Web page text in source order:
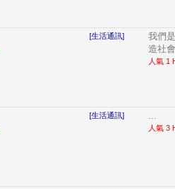
[生活通訊]
我們
造社
人氣 1
[生活通訊] ...
人氣 3